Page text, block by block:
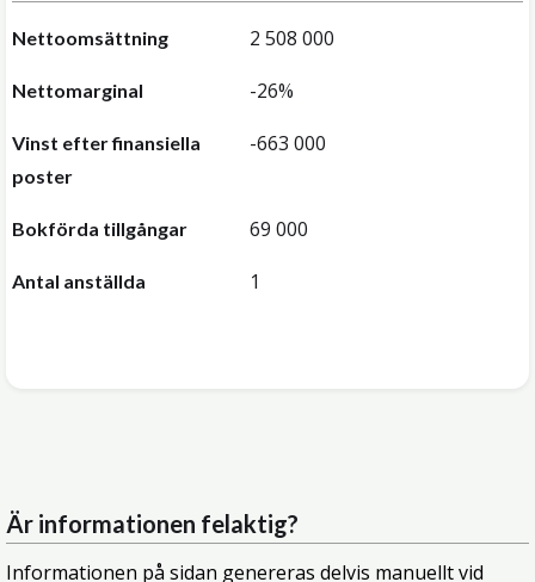
Nettoomsättning 2 508 000
Nettomarginal -26%
Vinst efter finansiella
poster
-663 000
Bokförda tillgångar 69 000
Antal anställda 1
Är informationen felaktig?
Informationen på sidan genereras delvis manuellt vid